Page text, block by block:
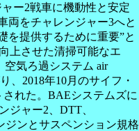
ー2戦車に機動性と安定
両をチャレンジャー3へと
を提供するために重要”と
上させた清掃可能なエ
空気ろ過システム air
、2018年10月のサイフ・
された。BAEシステムズに
ジャー2、DTT、
ジンとサスペンション規格